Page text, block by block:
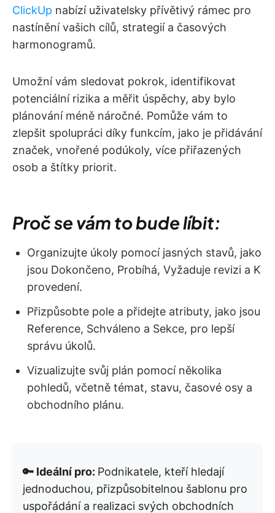
ClickUp nabízí uživatelsky přívětivý rámec pro
nastínění vašich cílů, strategií a časových
harmonogramů.
Umožní vám sledovat pokrok, identifikovat
potenciální rizika a měřit úspěchy, aby bylo
plánování méně náročné. Pomůže vám to
zlepšit spolupráci díky funkcím, jako je přidávání
značek, vnořené podúkoly, více přiřazených
osob a štítky priorit.
Proč se vám to bude líbit:
Organizujte úkoly pomocí jasných stavů, jako
jsou Dokončeno, Probíhá, Vyžaduje revizi a K
provedení.
Přizpůsobte pole a přidejte atributy, jako jsou
Reference, Schváleno a Sekce, pro lepší
správu úkolů.
Vizualizujte svůj plán pomocí několika
pohledů, včetně témat, stavu, časové osy a
obchodního plánu.
🔑 Ideální pro: Podnikatele, kteří hledají
jednoduchou, přizpůsobitelnou šablonu pro
uspořádání a realizaci svých obchodních